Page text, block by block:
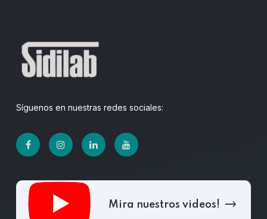
Síguenos en nuestras redes sociales:
Mira nuestros videos!